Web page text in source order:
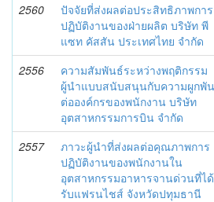
2560
ปัจจัยที่ส่งผลต่อประสิทธิภาพการ
ปฏิบัติงานของฝ่ายผลิต บริษัท พี
แซท คัสสัน ประเทศไทย จำกัด
2556
ความสัมพันธ์ระหว่างพฤติกรรม
ผู้นำแบบสนับสนุนกับความผูกพัน
ต่อองค์กรของพนักงาน บริษัท
อุตสาหกรรมการบิน จำกัด
2557
ภาวะผู้นำที่ส่งผลต่อคุณภาพการ
ปฏิบัติงานของพนักงานใน
อุตสาหกรรมอาหารจานด่วนที่ได้
รับแฟรนไชส์ จังหวัดปทุมธานี